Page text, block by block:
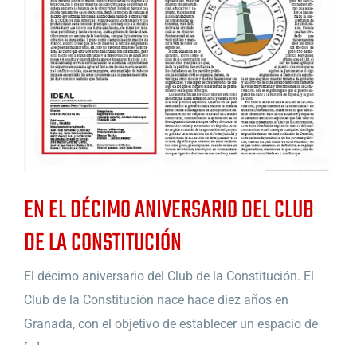
EN EL DÉCIMO ANIVERSARIO DEL CLUB
DE LA CONSTITUCIÓN
El décimo aniversario del Club de la Constitución. El
Club de la Constitución nace hace diez años en
Granada, con el objetivo de establecer un espacio de